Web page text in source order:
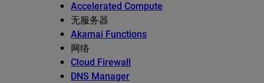
Accelerated Compute
无服务器
Akamai Functions
网络
Cloud Firewall
DNS Manager